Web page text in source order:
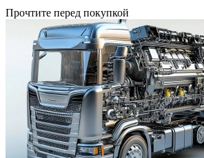
Прочтите перед покупкой